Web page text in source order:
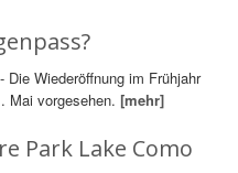
Die Wiederöffnung im Frühjahr
Mai vorgesehen.[mehr]
Park Lake Como